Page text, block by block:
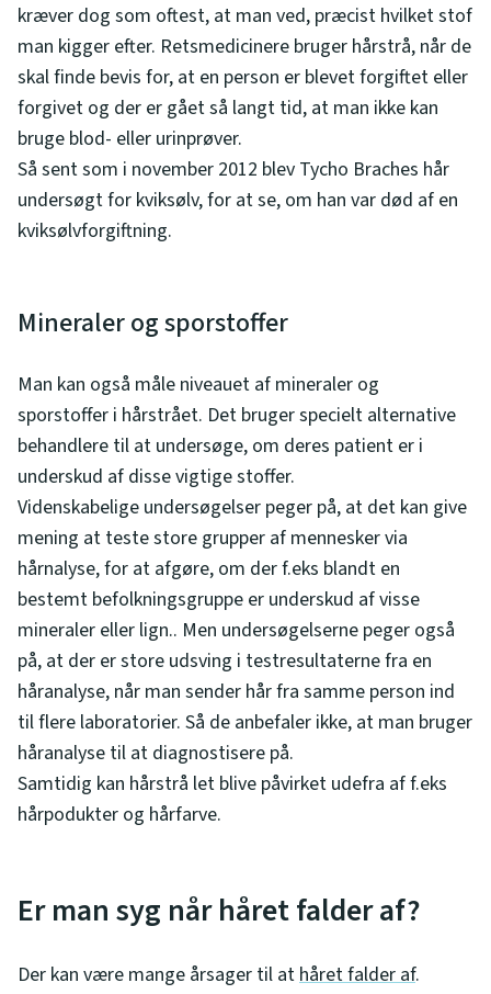
kræver dog som oftest, at man ved, præcist hvilket stof
man kigger efter. Retsmedicinere bruger hårstrå, når de
skal finde bevis for, at en person er blevet forgiftet eller
forgivet og der er gået så langt tid, at man ikke kan
bruge blod- eller urinprøver.
Så sent som i november 2012 blev Tycho Braches hår
undersøgt for kviksølv, for at se, om han var død af en
kviksølvforgiftning.
Mineraler og sporstoffer
Man kan også måle niveauet af mineraler og
sporstoffer i hårstrået. Det bruger specielt alternative
behandlere til at undersøge, om deres patient er i
underskud af disse vigtige stoffer.
Videnskabelige undersøgelser peger på, at det kan give
mening at teste store grupper af mennesker via
hårnalyse, for at afgøre, om der f.eks blandt en
bestemt befolkningsgruppe er underskud af visse
mineraler eller lign.. Men undersøgelserne peger også
på, at der er store udsving i testresultaterne fra en
håranalyse, når man sender hår fra samme person ind
til flere laboratorier. Så de anbefaler ikke, at man bruger
håranalyse til at diagnostisere på.
Samtidig kan hårstrå let blive påvirket udefra af f.eks
hårpodukter og hårfarve.
Er man syg når håret falder af?
Der kan være mange årsager til at håret falder af.